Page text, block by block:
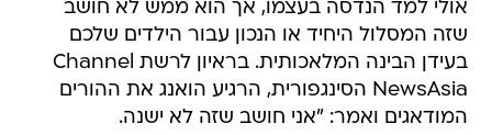
אולי למד הנדסה בעצמו, אך הוא ממש לא חושב
שזה המסלול היחיד או הנכון עבור הילדים שלכם
בעידן הבינה המלאכותית. בראיון לרשת Channel
NewsAsia הסינגפורית, הרגיע הואנג את ההורים
המודאגים ואמר: "אני חושב שזה לא ישנה.